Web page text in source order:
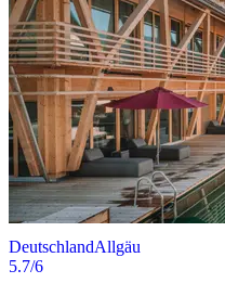
DeutschlandAllgäu
5.7/6